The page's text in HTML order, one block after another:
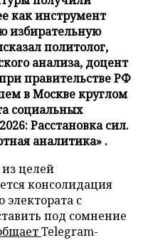
как инструмент
избирательную
политолог,
анализа, доцент
правительстве РФ
в Москве круглом
социальных
Расстановка сил.
аналитика» .
целей
консолидация
электората с
под сомнение
Telegram-